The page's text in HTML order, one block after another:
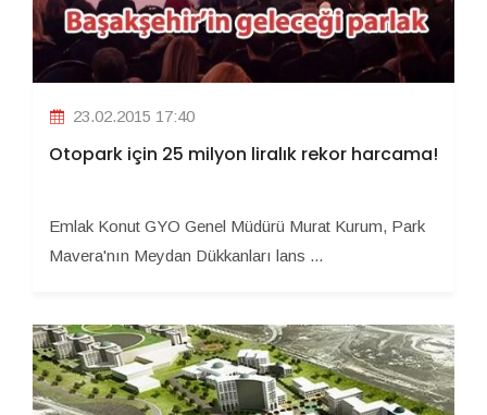
23.02.2015 17:40
Otopark için 25 milyon liralık rekor harcama!
Emlak Konut GYO Genel Müdürü Murat Kurum, Park
Mavera'nın Meydan Dükkanları lans ...